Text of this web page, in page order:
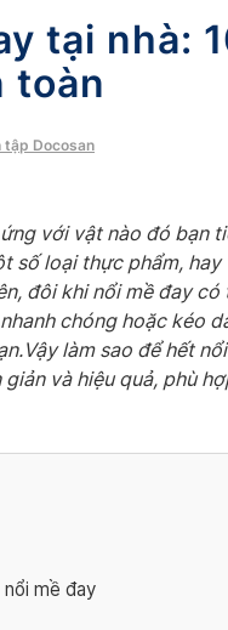
tại nhà:
toàn
tập Docosan
với vật nào đó bạn
số loại thực phẩm,
đôi khi nổi mề đay
chóng hoặc kéo
làm sao để hết
và hiệu quả, phù
mề đay